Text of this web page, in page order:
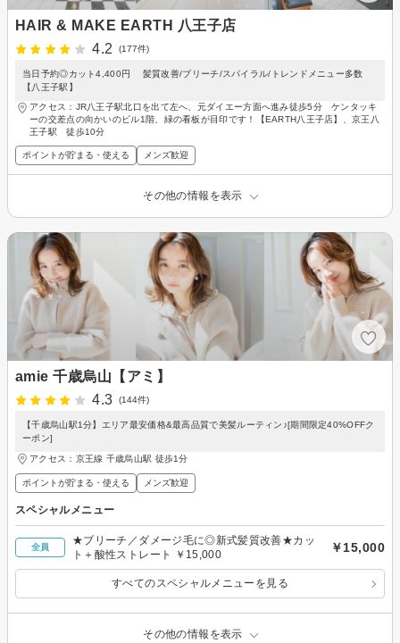
HAIR & MAKE EARTH 八王子店
4.2
(177件)
当日予約◎カット4,400円 髪質改善/ブリーチ/スパイラル/トレンドメニュー多数
【八王子駅】
アクセス：JR八王子駅北口を出て左へ、元ダイエー方面へ進み徒歩5分 ケンタッキ
ーの交差点の向かいのビル1階、緑の看板が目印です！【EARTH八王子店】、京王八
王子駅 徒歩10分
ポイントが貯まる・使える メンズ歓迎
その他の情報を表示
amie 千歳烏山【アミ】
4.3
(144件)
【千歳烏山駅1分】エリア最安価格&最高品質で美髪ルーティン♪[期間限定40%OFFク
ーポン]
アクセス：京王線 千歳烏山駅 徒歩1分
ポイントが貯まる・使える メンズ歓迎
スペシャルメニュー
全員
★ブリーチ／ダメージ毛に◎新式髪質改善★カッ
ト＋酸性ストレート ￥15,000
￥15,000
すべてのスペシャルメニューを見る
その他の情報を表示